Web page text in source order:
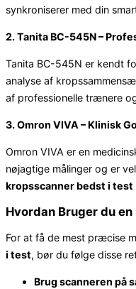
synkroniserer med din
2. Tanita BC-545N –
Tanita BC-545N er kendt
analyse af
af professionelle trænere
3. Omron VIVA – Klinisk
Omron VIVA er en
nøjagtige målinger og er
kropsscanner bedst i test
Hvordan Bruger du
For at få de mest præcise
i test, bør du følge disse
Brug scanneren på